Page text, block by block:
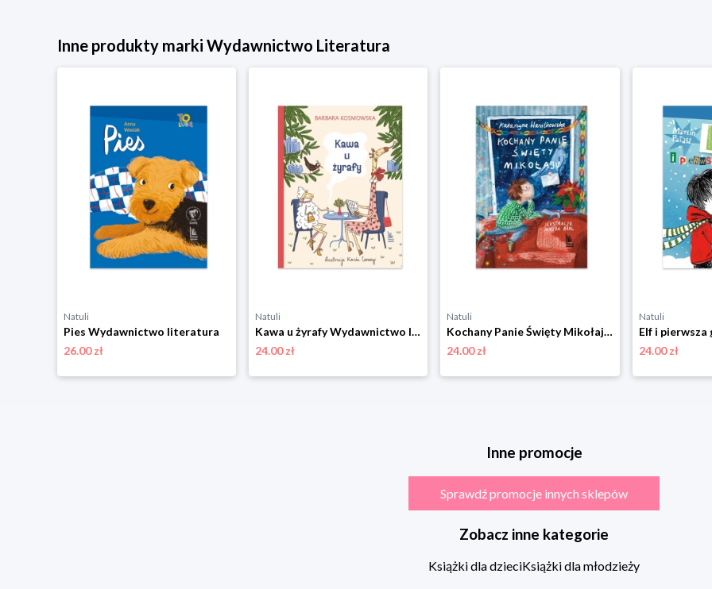
Inne produkty marki Wydawnictwo Literatura
Natuli
Pies Wydawnictwo literatura
26.00 zł
Natuli
Kawa u żyrafy Wydawnictwo literatura
24.00 zł
Natuli
Kochany Panie Święty Mikołaju Wydawnictwo literatura
24.00 zł
Natuli
24.00 zł
Inne promocje
Sprawdź promocje innych sklepów
Zobacz inne kategorie
Książki dla dzieciKsiążki dla młodzieży